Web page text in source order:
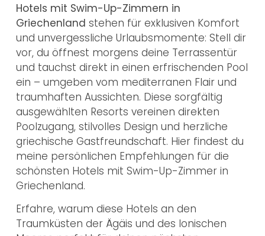
Hotels mit Swim-Up-Zimmern in
Griechenland stehen für exklusiven Komfort
und unvergessliche Urlaubsmomente: Stell dir
vor, du öffnest morgens deine Terrassentür
und tauchst direkt in einen erfrischenden Pool
ein – umgeben vom mediterranen Flair und
traumhaften Aussichten. Diese sorgfältig
ausgewählten Resorts vereinen direkten
Poolzugang, stilvolles Design und herzliche
griechische Gastfreundschaft. Hier findest du
meine persönlichen Empfehlungen für die
schönsten Hotels mit Swim-Up-Zimmer in
Griechenland.
Erfahre, warum diese Hotels an den
Traumküsten der Ägäis und des Ionischen